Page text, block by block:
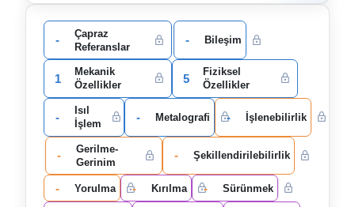
-
Çapraz
Referanslar
- Bileşim
1
Mekanik
Özellikler
5
Fiziksel
Özellikler
-
Isıl
İşlem
- Metalografi - İşlenebilirlik
-
Gerilme-
Gerinim
- Şekillendirilebilirlik
- Yorulma - Kırılma - Sürünmek